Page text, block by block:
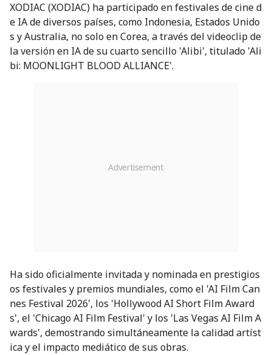
XODIAC (XODIAC) ha participado en festivales de cine d
e IA de diversos países, como Indonesia, Estados Unido
s y Australia, no solo en Corea, a través del videoclip de
la versión en IA de su cuarto sencillo 'Alibi', titulado 'Ali
bi: MOONLIGHT BLOOD ALLIANCE'.
Ha sido oficialmente invitada y nominada en prestigios
os festivales y premios mundiales, como el 'AI Film Can
nes Festival 2026', los 'Hollywood AI Short Film Award
s', el 'Chicago AI Film Festival' y los 'Las Vegas AI Film A
wards', demostrando simultáneamente la calidad artíst
ica y el impacto mediático de sus obras.